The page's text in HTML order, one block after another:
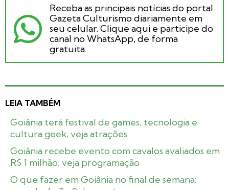
Receba as principais notícias do portal
Gazeta Culturismo diariamente em
seu celular. Clique aqui e participe do
canal no WhatsApp, de forma
gratuita.
LEIA TAMBÉM
Goiânia terá festival de games, tecnologia e
cultura geek; veja atrações
Goiânia recebe evento com cavalos avaliados em
R$ 1 milhão; veja programação
O que fazer em Goiânia no final de semana: